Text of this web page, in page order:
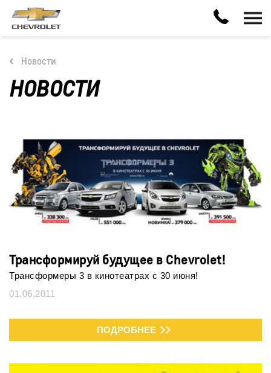
Новости
НОВОСТИ
Трансформируй будущее в Chevrolet!
Трансформеры 3 в кинотеатрах с 30 июня!
01.06.2011
ПОДРОБНЕЕ